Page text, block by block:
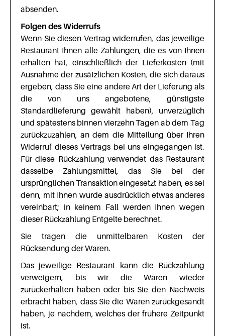
absenden.
Folgen des Widerrufs
Wenn Sie diesen Vertrag widerrufen, das jeweilige
Restaurant Ihnen alle Zahlungen, die es von Ihnen
erhalten hat, einschließlich der Lieferkosten (mit
Ausnahme der zusätzlichen Kosten, die sich daraus
ergeben, dass Sie eine andere Art der Lieferung als
die von uns angebotene, günstigste
Standardlieferung gewählt haben), unverzüglich
und spätestens binnen vierzehn Tagen ab dem Tag
zurückzuzahlen, an dem die Mitteilung über Ihren
Widerruf dieses Vertrags bei uns eingegangen ist.
Für diese Rückzahlung verwendet das Restaurant
dasselbe Zahlungsmittel, das Sie bei der
ursprünglichen Transaktion eingesetzt haben, es sei
denn, mit Ihnen wurde ausdrücklich etwas anderes
vereinbart; in keinem Fall werden Ihnen wegen
dieser Rückzahlung Entgelte berechnet.
Sie tragen die unmittelbaren Kosten der
Rücksendung der Waren.
Das jeweilige Restaurant kann die Rückzahlung
verweigern, bis wir die Waren wieder
zurückerhalten haben oder bis Sie den Nachweis
erbracht haben, dass Sie die Waren zurückgesandt
haben, je nachdem, welches der frühere Zeitpunkt
ist.